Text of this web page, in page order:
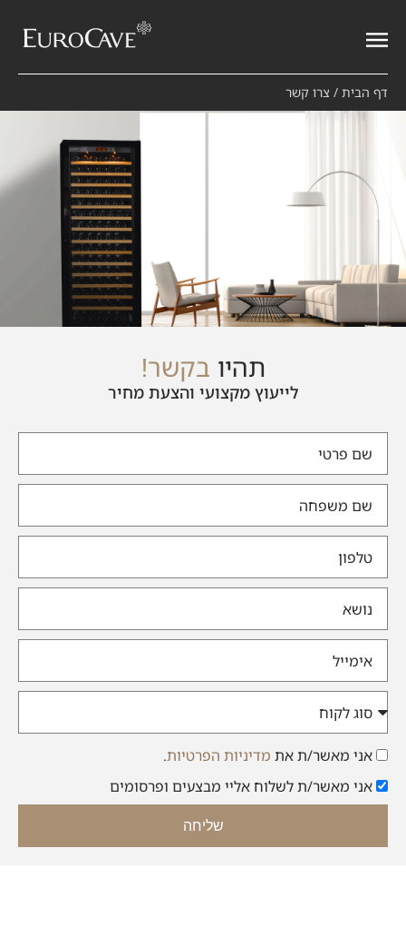
דף הבית/ צרו קשר
תהיו בקשר!
לייעוץ מקצועי והצעת מחיר
אני מאשר/ת את מדיניות הפרטיות.
אני מאשר/ת לשלוח אליי מבצעים ופרסומים
שליחה